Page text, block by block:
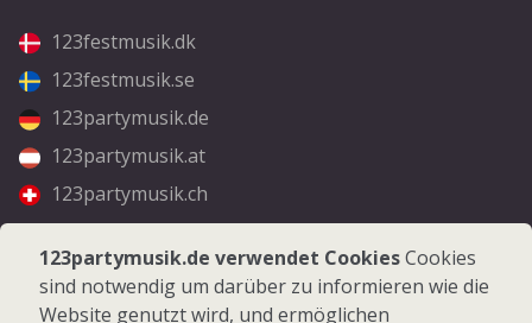
123festmusik.dk
123festmusik.se
123partymusik.de
123partymusik.at
123partymusik.ch
Folgen Sie uns
Facebook
123partymusik.de verwendet CookiesCookies
sind notwendig um darüber zu informieren wie die
Website genutzt wird, und ermöglichen